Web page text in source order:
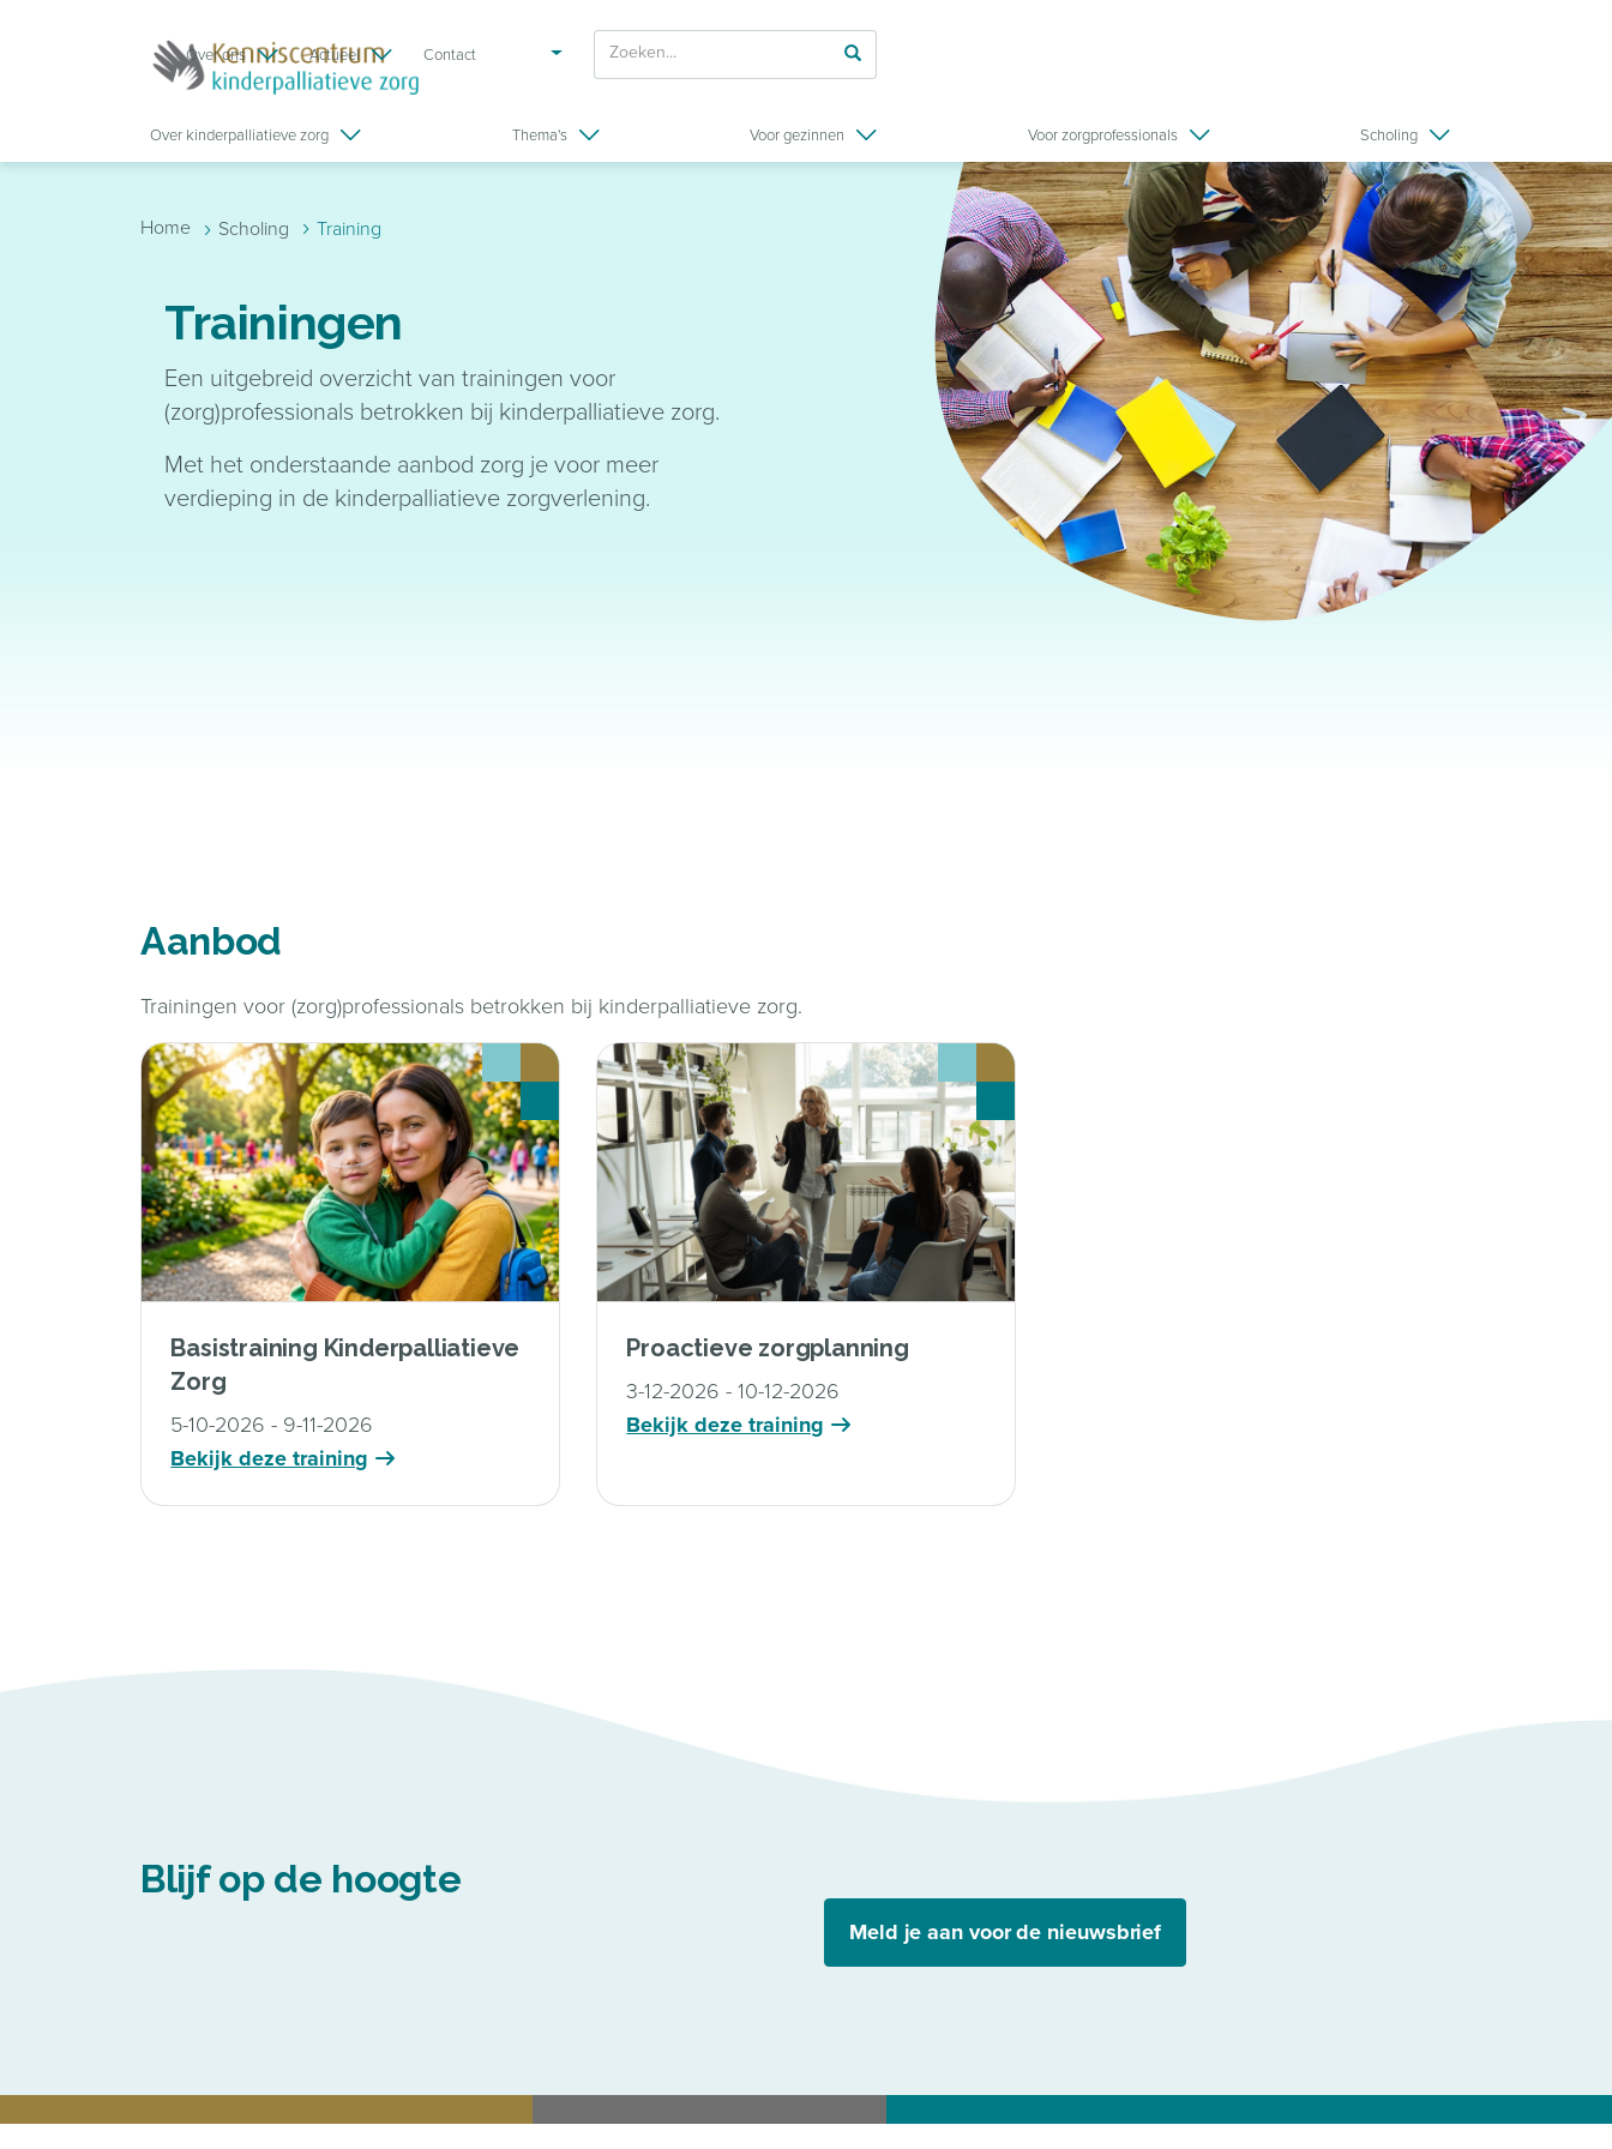
Over ons Actueel Contact
Over kinderpalliatieve zorg Thema's Voor gezinnen Voor zorgprofessionals Scholing
Home › Scholing › Training
Trainingen
Een uitgebreid overzicht van trainingen voor
(zorg)professionals betrokken bij kinderpalliatieve zorg.
Met het onderstaande aanbod zorg je voor meer
verdieping in de kinderpalliatieve zorgverlening.
Aanbod
Trainingen voor (zorg)professionals betrokken bij kinderpalliatieve zorg.
Basistraining Kinderpalliatieve
Zorg
5-10-2026 - 9-11-2026
Bekijk deze training
Proactieve zorgplanning
3-12-2026 - 10-12-2026
Bekijk deze training
Blijf op de hoogte
Meld je aan voor de nieuwsbrief